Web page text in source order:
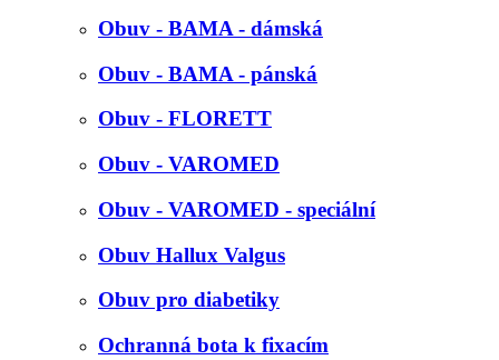
Obuv - BAMA - dámská
Obuv - BAMA - pánská
Obuv - FLORETT
Obuv - VAROMED
Obuv - VAROMED - speciální
Obuv Hallux Valgus
Obuv pro diabetiky
Ochranná bota k fixacím